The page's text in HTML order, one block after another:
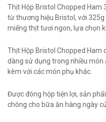
Thịt Hộp Bristol Chopped Ham
từ thương hiệu Bristol, với
miếng thịt tươi ngon, lựa chọn
Thịt Hộp Bristol Chopped Ham
dàng sử dụng trong nhiều món
kèm với các món phụ khác.
Được đóng hộp tiện lợi, sản
chóng cho bữa ăn hàng ngày